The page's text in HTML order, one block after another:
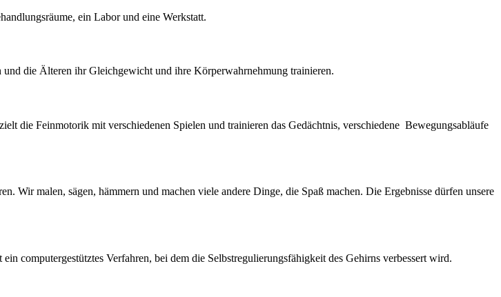
ein Labor und eine Werkstatt.
die Älteren ihr Gleichgewicht und ihre Körperwahrnehmung trainieren.
die Feinmotorik mit verschiedenen Spielen und trainieren das Gedächtnis, verschiedene Bewegungsabläufe
Wir malen, sägen, hämmern und machen viele andere Dinge, die Spaß machen. Die Ergebnisse dürfen unsere
computergestütztes Verfahren, bei dem die Selbstregulierungsfähigkeit des Gehirns verbessert wird.